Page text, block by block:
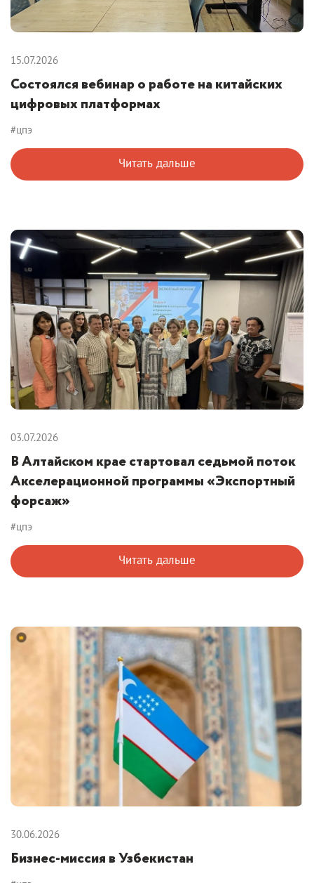
15.07.2026
Состоялся вебинар о работе на китайских
цифровых платформах
#цпэ
Читать дальше
03.07.2026
В Алтайском крае стартовал седьмой поток
Акселерационной программы «Экспортный
форсаж»
#цпэ
Читать дальше
30.06.2026
Бизнес-миссия в Узбекистан